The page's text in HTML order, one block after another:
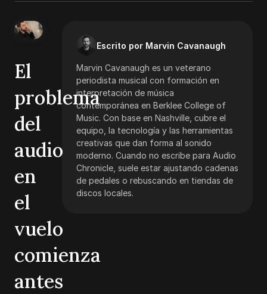
Escrito por Marvin Cavanaugh
Marvin Cavanaugh es un veterano
periodista musical con formación en
interpretación de música
contemporánea en Berklee College of
Music. Con base en Nashville, cubre el
equipo, la tecnología y las herramientas
creativas que dan forma al sonido
moderno. Cuando no escribe para Audio
Chronicle, suele estar ajustando cadenas
de pedales o rebuscando en tiendas de
discos locales.
El
problema
del
audio
en
el
vuelo
comienza
antes